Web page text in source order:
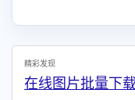
精彩发现
在线图片批量下